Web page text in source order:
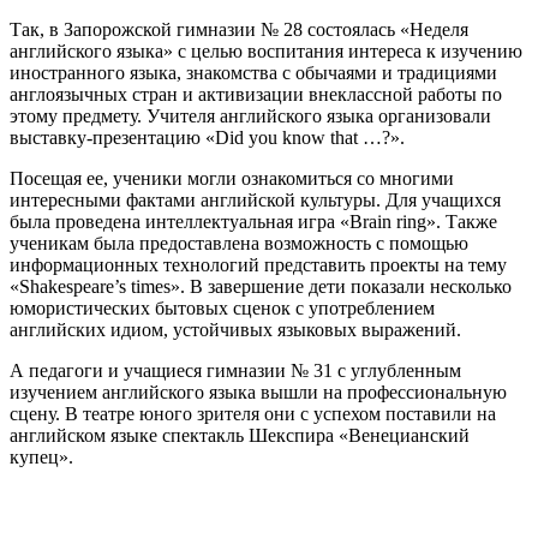
Так, в Запорожской гимназии № 28 состоялась «Неделя
английского языка» с целью воспитания интереса к изучению
иностранного языка, знакомства с обычаями и традициями
англоязычных стран и активизации внеклассной работы по
этому предмету. Учителя английского языка организовали
выставку-презентацию «Did you know that …?».
Посещая ее, ученики могли ознакомиться со многими
интересными фактами английской культуры. Для учащихся
была проведена интеллектуальная игра «Brain ring». Также
ученикам была предоставлена возможность с помощью
информационных технологий представить проекты на тему
«Shakespeare’s times». В завершение дети показали несколько
юмористических бытовых сценок с употреблением
английских идиом, устойчивых языковых выражений.
А педагоги и учащиеся гимназии № 31 с углубленным
изучением английского языка вышли на профессиональную
сцену. В театре юного зрителя они с успехом поставили на
английском языке спектакль Шекспира «Венецианский
купец».